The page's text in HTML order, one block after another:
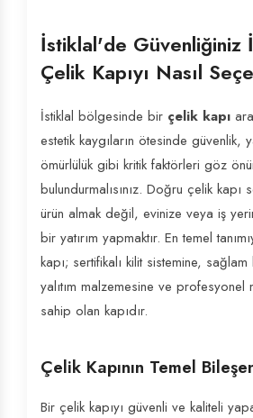
İstiklal'de Güvenliğiniz
Çelik Kapıyı Nasıl
İstiklal bölgesinde bir çelik kapı
estetik kaygıların ötesinde güvenlik,
ömürlülük gibi kritik faktörleri göz
bulundurmalısınız. Doğru çelik
ürün almak değil, evinize veya iş
bir yatırım yapmaktır. En temel
kapı; sertifikalı kilit sistemine,
yalıtım malzemesine ve profesyonel
sahip olan kapıdır.
Çelik Kapının Temel
Bir çelik kapıyı güvenli ve kaliteli